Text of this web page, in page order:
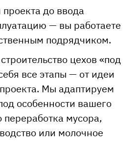
до ввода
— вы работаете
подрядчиком.
цехов «под
все этапы — от идеи
Мы адаптируем
особенности вашего
переработка мусора,
или молочное